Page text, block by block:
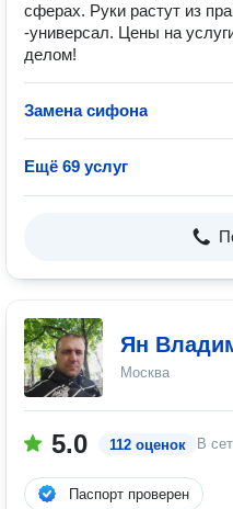
сферах. Руки растут из
-универсал. Цены на
делом!
Замена сифона
Ещё 69 услуг
Ян
Москва
5.0 112 оценок В
Паспорт проверен